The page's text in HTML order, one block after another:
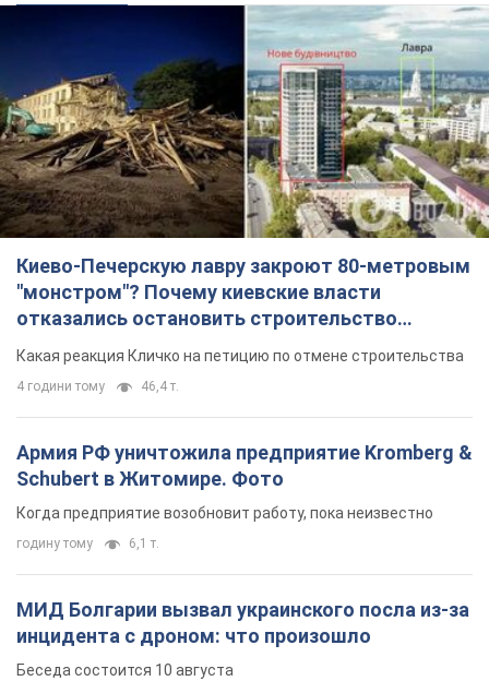
Киево-Печерскую лавру закроют 80-метровым
"монстром"? Почему киевские власти
отказались остановить строительство
небоскреба "московского верующего"
Какая реакция Кличко на петицию по отмене строительства
4 години тому 46,4 т.
Армия РФ уничтожила предприятие Kromberg &
Schubert в Житомире. Фото
Когда предприятие возобновит работу, пока неизвестно
годину тому 6,1 т.
МИД Болгарии вызвал украинского посла из-за
инцидента с дроном: что произошло
Беседа состоится 10 августа